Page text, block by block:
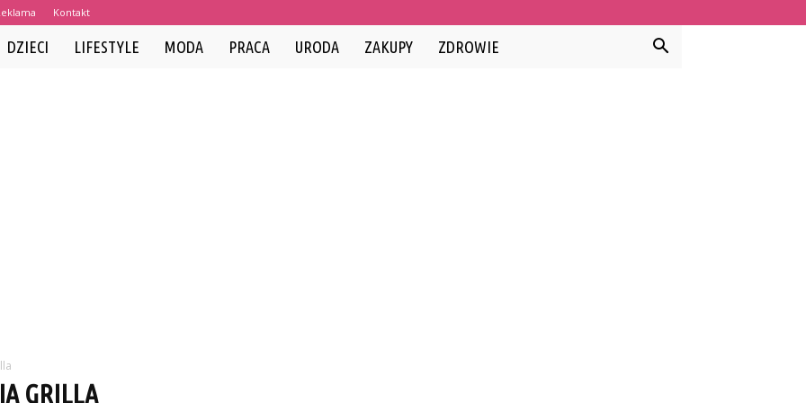
Kontakt
DZIECI LIFESTYLE MODA PRACA URODA ZAKUPY ZDROWIE
GRILLA